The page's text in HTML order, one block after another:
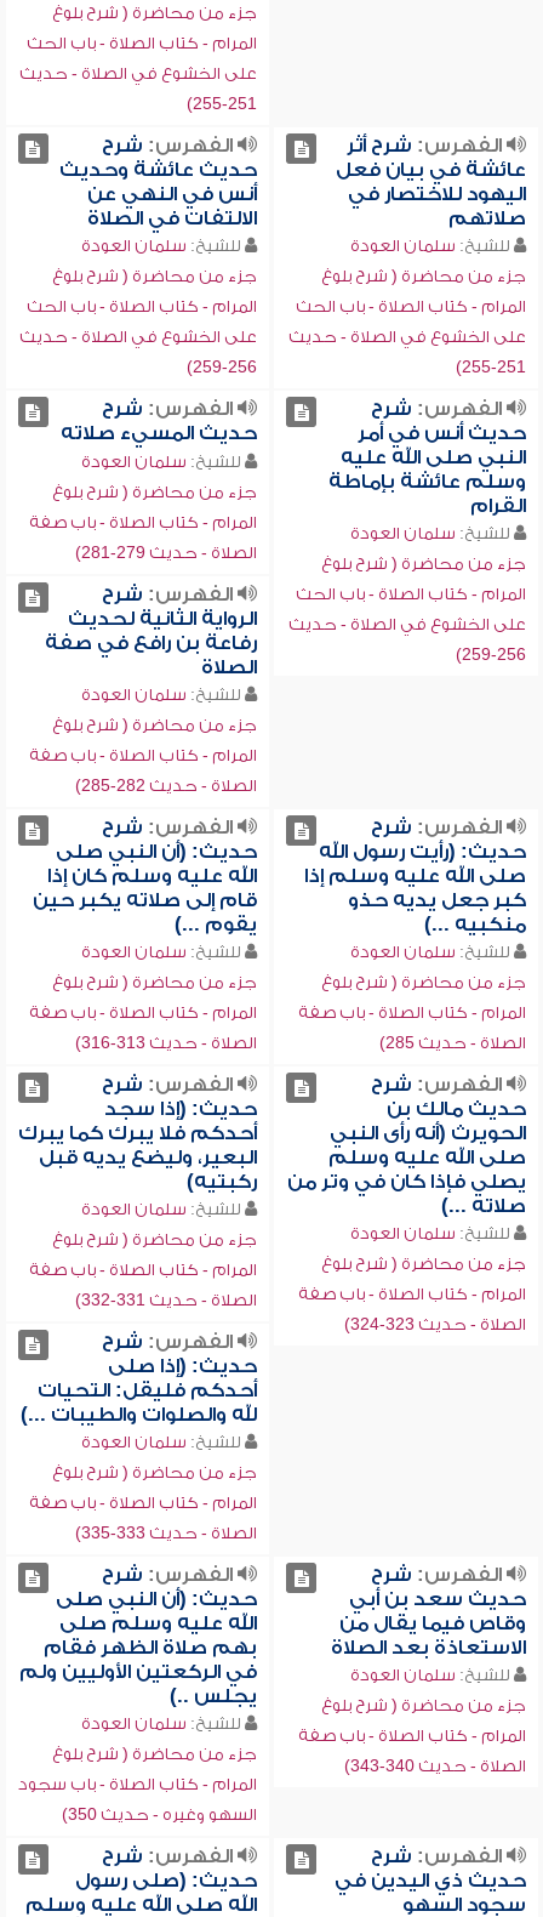
جزء من محاضرة ( شرح بلوغ
المرام - كتاب الصلاة - باب الحث
على الخشوع في الصلاة - حديث
251-255)
الفهرس: شرح أثر
عائشة في بيان فعل
اليهود للاختصار في
صلاتهم
للشيخ: سلمان العودة
جزء من محاضرة ( شرح بلوغ
المرام - كتاب الصلاة - باب الحث
على الخشوع في الصلاة - حديث
251-255)
الفهرس: شرح
حديث عائشة وحديث
أنس في النهي عن
الالتفات في الصلاة
للشيخ: سلمان العودة
جزء من محاضرة ( شرح بلوغ
المرام - كتاب الصلاة - باب الحث
على الخشوع في الصلاة - حديث
256-259)
الفهرس: شرح
حديث أنس في أمر
النبي صلى الله عليه
وسلم عائشة بإماطة
القرام
للشيخ: سلمان العودة
جزء من محاضرة ( شرح بلوغ
المرام - كتاب الصلاة - باب الحث
على الخشوع في الصلاة - حديث
256-259)
الفهرس: شرح
حديث المسيء صلاته
للشيخ: سلمان العودة
جزء من محاضرة ( شرح بلوغ
المرام - كتاب الصلاة - باب صفة
الصلاة - حديث 279-281)
الفهرس: شرح
الرواية الثانية لحديث
رفاعة بن رافع في صفة
الصلاة
للشيخ: سلمان العودة
جزء من محاضرة ( شرح بلوغ
المرام - كتاب الصلاة - باب صفة
الصلاة - حديث 282-285)
الفهرس: شرح
حديث: (رأيت رسول الله
صلى الله عليه وسلم إذا
كبر جعل يديه حذو
منكبيه ...)
للشيخ: سلمان العودة
جزء من محاضرة ( شرح بلوغ
المرام - كتاب الصلاة - باب صفة
الصلاة - حديث 285)
الفهرس: شرح
حديث: (أن النبي صلى
الله عليه وسلم كان إذا
قام إلى صلاته يكبر حين
يقوم ...)
للشيخ: سلمان العودة
جزء من محاضرة ( شرح بلوغ
المرام - كتاب الصلاة - باب صفة
الصلاة - حديث 313-316)
الفهرس: شرح
حديث مالك بن
الحويرث (أنه رأى النبي
صلى الله عليه وسلم
يصلي فإذا كان في وتر من
صلاته ...)
للشيخ: سلمان العودة
جزء من محاضرة ( شرح بلوغ
المرام - كتاب الصلاة - باب صفة
الصلاة - حديث 323-324)
الفهرس: شرح
حديث: (إذا سجد
أحدكم فلا يبرك كما يبرك
البعير، وليضع يديه قبل
ركبتيه)
للشيخ: سلمان العودة
جزء من محاضرة ( شرح بلوغ
المرام - كتاب الصلاة - باب صفة
الصلاة - حديث 331-332)
الفهرس: شرح
حديث: (إذا صلى
أحدكم فليقل: التحيات
لله والصلوات والطيبات ...)
للشيخ: سلمان العودة
جزء من محاضرة ( شرح بلوغ
المرام - كتاب الصلاة - باب صفة
الصلاة - حديث 333-335)
الفهرس: شرح
حديث سعد بن أبي
وقاص فيما يقال من
الاستعاذة بعد الصلاة
للشيخ: سلمان العودة
جزء من محاضرة ( شرح بلوغ
المرام - كتاب الصلاة - باب صفة
الصلاة - حديث 340-343)
الفهرس: شرح
حديث: (أن النبي صلى
الله عليه وسلم صلى
بهم صلاة الظهر فقام
في الركعتين الأوليين ولم
يجلس ..)
للشيخ: سلمان العودة
جزء من محاضرة ( شرح بلوغ
المرام - كتاب الصلاة - باب سجود
السهو وغيره - حديث 350)
الفهرس: شرح
حديث ذي اليدين في
سجود السهو
الفهرس: شرح
حديث: (صلى رسول
الله صلى الله عليه وسلم